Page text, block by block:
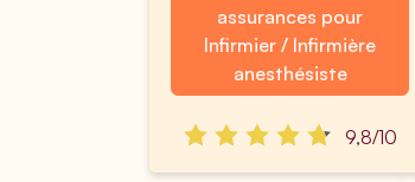
assurances pour
Infirmier / Infirmière
anesthésiste
9,8/10